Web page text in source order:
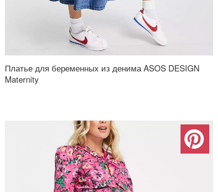
Платье для беременных из денима ASOS DESIGN
Maternity